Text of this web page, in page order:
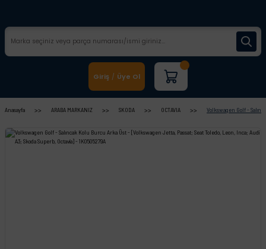
Giriş / Üye Ol
Anasayfa ARABA MARKANIZ SKODA OCTAVIA Volkswagen Golf -